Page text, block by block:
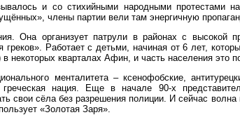
и со стихийными народными протестами
члены партии вели там энергичную
Она организует патрули в районах с высокой
греков». Работает с детьми, начиная от 6 лет,
некоторых кварталах Афин, и часть населения это
менталитета – ксенофобские,
нация. Еще в начале 90-х
свои сёла без разрешения полиции. И сейчас волна
«Золотая Заря».